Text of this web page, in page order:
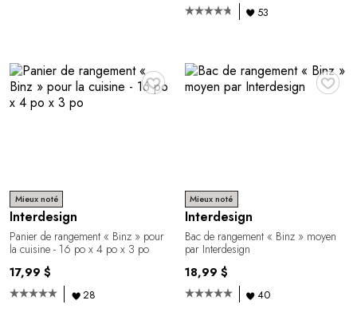
53
♥
Mieux noté
Interdesign
Panier de rangement « Binz » pour
la cuisine - 16 po x 4 po x 3 po
17,99 $
28
♥
Mieux noté
Interdesign
Bac de rangement « Binz » moyen
par Interdesign
18,99 $
40